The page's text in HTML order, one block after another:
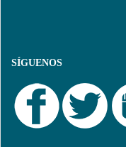
SÍGUENOS